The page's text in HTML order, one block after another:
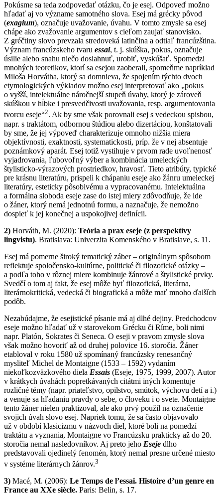
Pokúsme sa teda zodpovedať otázku, čo je esej. Odpoveď možno
hľadať aj vo význame samotného slova. Esej má grécky pôvod
(exagium), označuje uvažovanie, úvahu. V tomto zmysle sa esej
chápe ako zvažovanie argumentov s cieľom zaujať stanovisko.
Z gréčtiny slovo prevzala stredoveká latinčina a odtiaľ francúzština.
Význam francúzskeho tvaru essai, t. j. skúška, pokus, označuje
úsilie alebo snahu niečo dosiahnuť, urobiť, vyskúšať. Spomedzi
mnohých teoretikov, ktorí sa esejou zaoberali, spomeňme napríklad
Miloša Horvátha, ktorý sa domnieva, že spojením týchto dvoch
etymologických výkladov možno esej interpretovať ako „pokus
o vyšší, intelektuálne náročnejší stupeň úvahy, ktorý je zároveň
skúškou v hĺbke i presvedčivosti uvažovania, resp. argumentovania
tvorcu eseje“2. Ak by sme však porovnali esej s vedeckou spisbou,
napr. s traktátom, odbornou štúdiou alebo dizertáciou, konštatovali
by sme, že jej výpoveď charakterizuje omnoho nižšia miera
objektívnosti, exaktnosti, systematickosti, príp. že v nej absentuje
poznámkový aparát. Esej totiž vystihuje v prvom rade uvoľnenosť
vyjadrovania, ľubovoľný výber a kombinácia umeleckých
štylisticko-výrazových prostriedkov, hravosť. Tieto atribúty, typické
pre krásnu literatúru, prispeli k chápaniu eseje ako žánru umeleckej
literatúry, esteticky pôsobivému a vypracovanému. Intelektuálna
a formálna sloboda eseje zase do istej miery zdôvodňuje, že ide
o žáner, ktorý nemá jednotnú formu, a naznačuje, že nemožno
dospieť k jej konečnej a uspokojivej definícii.
2) Horváth, M. (2020): Teória a prax eseje (z perspektívy
lingvistu). Bratislava: Univerzita Komenského v Bratislave, s. 11.
Esej má pomerne široký tematický záber – originálnym spôsobom
reflektuje spoločensko-kultúrne, politické či filozofické otázky –
a podľa toho v rôznej miere kombinuje žánrové a štylistické prvky.
Svedčí o tom aj fakt, že esej môže byť filozofická, literárna,
literárnokritická, vedecká či biografická a môže mať mnoho ďalších
podôb.
Nezabúdajme, že esejistické písanie má aj dlhé dejiny. Predchodcov
eseje možno hľadať už v starovekom Grécku či Ríme, boli nimi
napr. Platón, Sokrates či Seneca. O eseji v pravom zmysle slova
však možno hovoriť až od druhej polovice 16. storočia. Žáner
etabloval v roku 1580 už spomínaný francúzsky renesančný
mysliteľ Michel de Mon­taigne (1533 – 1592) vydaním
niekoľkozväzkového diela Essais (Eseje, 1975, 1999, 2007). Autor
v krátkych úvahách popretkávaných citátmi iných komentuje
rozličné témy (napr. priateľstvo, opilstvo, smútok, výchovu detí a i.)
a venuje sa hľadaniu pravdy o sebe, o človeku i o svete. Montaigne
tento žáner nielen praktizoval, ale ako prvý použil na označenie
svojich úvah slovo esej. Napriek tomu, že sa často objavovalo
už v období klasicizmu v názvoch diel, ktoré boli na pomedzí
traktátu a vyznania, Montaigne vo Francúzsku prakticky až do 20.
storočia nemal nasledovníkov. Aj preto jeho Eseje dlho
predstavovali ojedinelý fenomén, ktorý nemal presne určené miesto
v systéme literárnych žánrov.3
3) Macé, M. (2006): Le Temps de l’essai. Histoire d’un genre en
France au XXe siècle. Paris: Belin, s. 17.